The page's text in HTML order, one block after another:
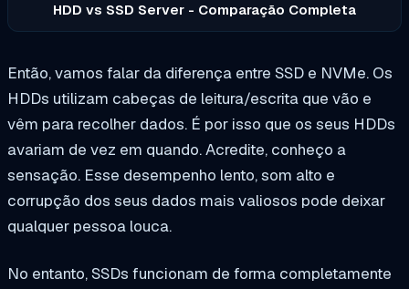
HDD vs SSD Server - Comparação Completa
Então, vamos falar da diferença entre SSD e NVMe. Os
HDDs utilizam cabeças de leitura/escrita que vão e
vêm para recolher dados. É por isso que os seus HDDs
avariam de vez em quando. Acredite, conheço a
sensação. Esse desempenho lento, som alto e
corrupção dos seus dados mais valiosos pode deixar
qualquer pessoa louca.
No entanto, SSDs funcionam de forma completamente